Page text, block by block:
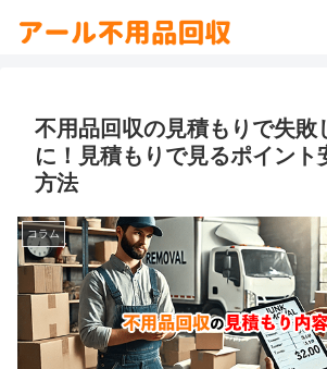
不用品回収の見積もりで失敗
に！見積もりで見るポイント
方法
コラム